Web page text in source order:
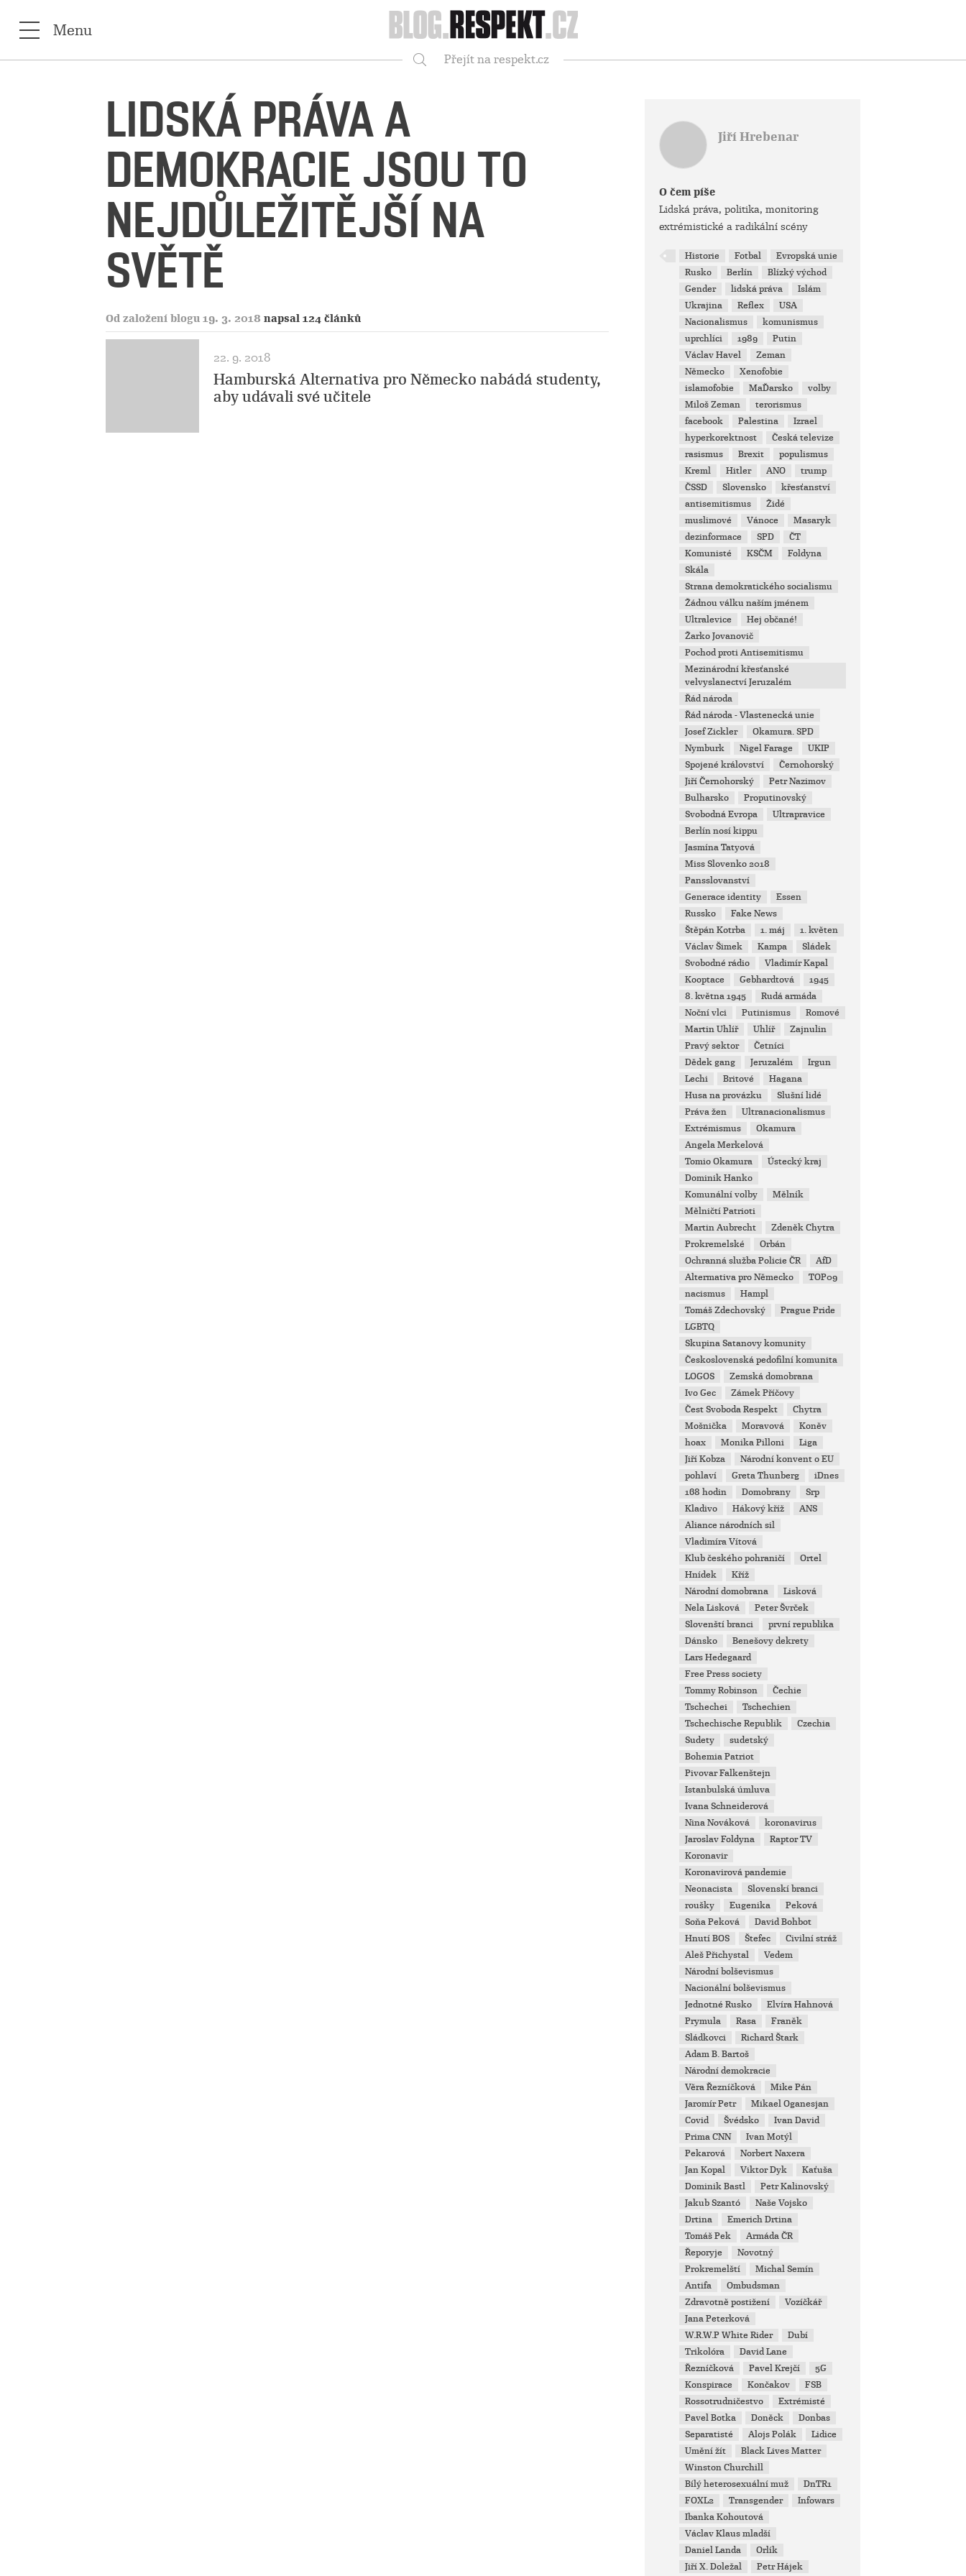
Respekt
Menu
Přejít na respekt.cz
LIDSKÁ PRÁVA A
DEMOKRACIE JSOU TO
NEJDŮLEŽITĚJŠÍ NA
SVĚTĚ
Od založení blogu 19. 3. 2018 napsal 124 článků
22. 9. 2018
Hamburská Alternativa pro Německo nabádá studenty,
aby udávali své učitele
Jiří Hrebenar
O čem píše
Lidská práva, politika, monitoring
extrémistické a radikální scény
Historie Fotbal
Evropská unie
Rusko
Berlín
Blízký východ
Gender
lidská práva
Islám
Ukrajina
Reflex
USA
Nacionalismus
komunismus
uprchlíci
1989
Putin
Václav Havel
Zeman
Německo
Xenofobie
islamofobie
MaĎarsko
volby
Miloš Zeman
terorismus
facebook
Palestina
Izrael
hyperkorektnost
Česká televize
rasismus
Brexit
populismus
Kreml
Hitler ANO
trump
ČSSD
Slovensko
křesťanství
antisemitismus
Židé
muslimové
Vánoce
Masaryk
dezinformace
SPD
ČT
Komunisté
KSČM
Foldyna
Skála
Strana demokratického socialismu
Žádnou válku naším jménem
Ultralevice
Hej občané!
Žarko Jovanovič
Pochod proti Antisemitismu
Mezinárodní křesťanské
velvyslanectví Jeruzalém
Řád národa
Řád národa - Vlastenecká unie
Josef Zickler
Okamura. SPD
Nymburk
Nigel Farage
UKIP
Spojené království
Černohorský
Jiří Černohorský
Petr Nazimov
Bulharsko
Proputinovský
Svobodná Evropa
Ultrapravice
Berlín nosí kippu
Jasmína Tatyová
Miss Slovenko 2018
Pansslovanství
Generace identity
Essen
Russko
Fake News
Štěpán Kotrba
1. máj
1. květen
Václav Šimek
Kampa
Sládek
Svobodné rádio
Vladimír Kapal
Kooptace
Gebhardtová
1945
8. května 1945
Rudá armáda
Noční vlci
Putinismus
Romové
Martin Uhlíř
Uhlíř
Zajnulin
Pravý sektor
Četníci
Dědek gang
Jeruzalém
Irgun
Lechi
Britové
Hagana
Husa na provázku
Slušní lidé
Práva žen
Ultranacionalismus
Extrémismus
Okamura
Angela Merkelová
Tomio Okamura
Ústecký kraj
Dominik Hanko
Komunální volby
Mělník
Mělničtí Patrioti
Martin Aubrecht
Zdeněk Chytra
Prokremelské
Orbán
Ochranná služba Policie ČR
AfD
Altermativa pro Německo
TOP09
nacismus
Hampl
Tomáš Zdechovský
Prague Pride
LGBTQ
Skupina Satanovy komunity
Československá pedofilní komunita
LOGOS
Zemská domobrana
Ivo Gec
Zámek Příčovy
Čest Svoboda Respekt
Chytra
Mošnička
Moravová
Koněv
hoax
Monika Pilloni
Liga
Jiří Kobza
Národní konvent o EU
pohlaví
Greta Thunberg
iDnes
168 hodin
Domobrany
Srp
Kladivo
Hákový kříž
ANS
Aliance národních sil
Vladimíra Vítová
Klub českého pohraničí
Ortel
Hnídek
Kříž
Národní domobrana
Lisková
Nela Lisková
Peter Švrček
Slovenští branci
první republika
Dánsko
Benešovy dekrety
Lars Hedegaard
Free Press society
Tommy Robinson
Čechie
Tschechei
Tschechien
Tschechische Republik
Czechia
Sudety
sudetský
Bohemia Patriot
Pivovar Falkenštejn
Istanbulská úmluva
Ivana Schneiderová
Nina Nováková
koronavirus
Jaroslav Foldyna
Raptor TV
Koronavir
Koronavirová pandemie
Neonacista
Slovenskí branci
roušky
Eugenika
Peková
Soňa Peková
David Bohbot
Hnutí BOS
Štefec
Civilní stráž
Aleš Přichystal
Vedem
Národní bolševismus
Nacionální bolševismus
Jednotné Rusko
Elvíra Hahnová
Prymula
Rasa
Franěk
Sládkovci
Richard Štark
Adam B. Bartoš
Národní demokracie
Věra Řezníčková
Mike Pán
Jaromír Petr
Mikael Oganesjan
Covid
Švédsko
Ivan David
Prima CNN
Ivan Motýl
Pekarová
Norbert Naxera
Jan Kopal
Viktor Dyk
Kaťuša
Dominik Bastl
Petr Kalinovský
Jakub Szantó
Naše Vojsko
Drtina
Emerich Drtina
Tomáš Pek
Armáda ČR
Řeporyje
Novotný
Prokremelští
Michal Semín
Antifa
Ombudsman
Zdravotně postižení
Vozíčkář
Jana Peterková
W.R.W.P White Rider
Dubí
Trikolóra
David Lane
Řezníčková
Pavel Krejčí
5G
Konspirace
Končakov
FSB
Rossotrudničestvo
Extrémisté
Pavel Botka
Doněck
Donbas
Separatisté
Alojs Polák
Lidice
Umění žít
Black Lives Matter
Winston Churchill
Bílý heterosexuální muž
DnTR1
FOXL2
Transgender
Infowars
Ibanka Kohoutová
Václav Klaus mladší
Daniel Landa
Orlík
Jiří X. Doležal
Petr Hájek